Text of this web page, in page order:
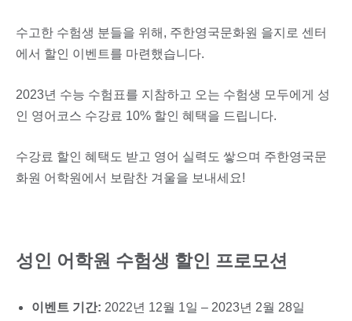
수고한 수험생 분들을 위해, 주한영국문화원 을지로 센터
에서 할인 이벤트를 마련했습니다.
2023년 수능 수험표를 지참하고 오는 수험생 모두에게 성
인 영어코스 수강료 10% 할인 혜택을 드립니다.
수강료 할인 혜택도 받고 영어 실력도 쌓으며 주한영국문
화원 어학원에서 보람찬 겨울을 보내세요!
성인 어학원 수험생 할인 프로모션
이벤트 기간: 2022년 12월 1일 – 2023년 2월 28일